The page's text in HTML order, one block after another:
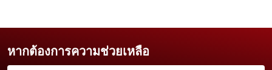
หากต้องการความช่วยเหลือ